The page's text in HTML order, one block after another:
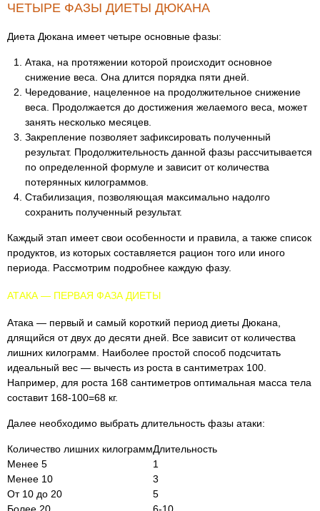
ЧЕТЫРЕ ФАЗЫ ДИЕТЫ ДЮКАНА
Диета Дюкана имеет четыре основные фазы:
Атака, на протяжении которой происходит основное
снижение веса. Она длится порядка пяти дней.
Чередование, нацеленное на продолжительное снижение
веса. Продолжается до достижения желаемого веса, может
занять несколько месяцев.
Закрепление позволяет зафиксировать полученный
результат. Продолжительность данной фазы рассчитывается
по определенной формуле и зависит от количества
потерянных килограммов.
Стабилизация, позволяющая максимально надолго
сохранить полученный результат.
Каждый этап имеет свои особенности и правила, а также список
продуктов, из которых составляется рацион того или иного
периода. Рассмотрим подробнее каждую фазу.
АТАКА — ПЕРВАЯ ФАЗА ДИЕТЫ
Атака — первый и самый короткий период диеты Дюкана,
длящийся от двух до десяти дней. Все зависит от количества
лишних килограмм. Наиболее простой способ подсчитать
идеальный вес — вычесть из роста в сантиметрах 100.
Например, для роста 168 сантиметров оптимальная масса тела
составит 168-100=68 кг.
Далее необходимо выбрать длительность фазы атаки:
Количество лишних килограммДлительность
Менее 5
1
Менее 10
3
От 10 до 20
5